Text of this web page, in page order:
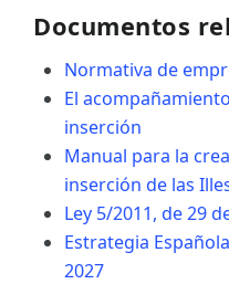
Documentos
Normativa de
El
inserción
Manual para la
inserción de las
Ley 5/2011, de 29
Estrategia
2027